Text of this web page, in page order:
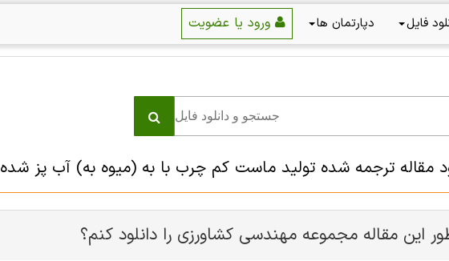
فایل دپارتمان ها
مقاله ترجمه شده تولید ماست کم چرب با به (میوه به) آب پز شده
این مقاله مجموعه مهندسی كشاورزی را دانلود کنم؟